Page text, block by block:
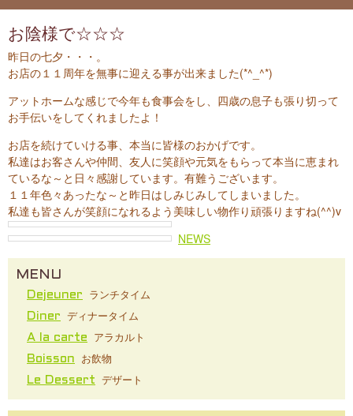
お陰様で☆☆☆
昨日の七夕・・・。
お店の１１周年を無事に迎える事が出来ました(*^_^*)
アットホームな感じで今年も食事会をし、四歳の息子も張り切って
お手伝いをしてくれましたよ！
お店を続けていける事、本当に皆様のおかげです。
私達はお客さんや仲間、友人に笑顔や元気をもらって本当に恵まれ
ているな～と日々感謝しています。有難うございます。
１１年色々あったな～と昨日はしみじみしてしまいました。
私達も皆さんが笑顔になれるよう美味しい物作り頑張りますね(^^)v
NEWS
MENU
Dejeuner ランチタイム
Diner ディナータイム
A la carte アラカルト
Boisson お飲物
Le Dessert デザート